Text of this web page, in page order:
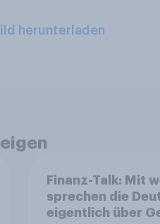
herunterladen
Finanz-Talk: Mit
sprechen die
eigentlich über